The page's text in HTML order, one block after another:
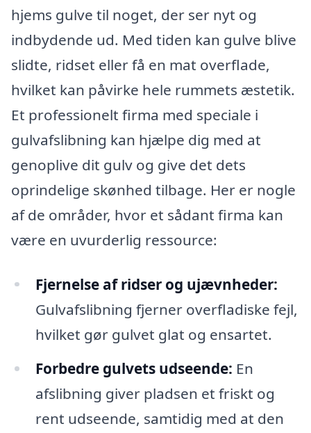
hjems gulve til noget, der ser nyt og
indbydende ud. Med tiden kan gulve blive
slidte, ridset eller få en mat overflade,
hvilket kan påvirke hele rummets æstetik.
Et professionelt firma med speciale i
gulvafslibning kan hjælpe dig med at
genoplive dit gulv og give det dets
oprindelige skønhed tilbage. Her er nogle
af de områder, hvor et sådant firma kan
være en uvurderlig ressource:
Fjernelse af ridser og ujævnheder:
Gulvafslibning fjerner overfladiske fejl,
hvilket gør gulvet glat og ensartet.
Forbedre gulvets udseende: En
afslibning giver pladsen et friskt og
rent udseende, samtidig med at den